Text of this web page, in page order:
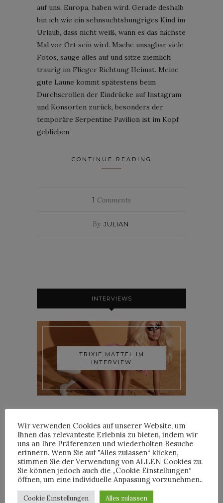
auf uns, Europa, haben wird. Gerade deshalb
bin ich wie ein sehnsuchtshungriges Kind im
Urlaub, dass nicht weiß, wann es das nächste
Mal vor Ort sein wird. Mache unsagbar viele
Fotos, sauge alles auf und sitze ziemlich
traurig im Flieger Richtung Heimat. Meine
gute Laune kommt spätestens beim
Durchscrollen der Eindrücke auf Instagram
und Konsorten zurück, besonders der
temporäre Serpentine Pavilion ist im Kopf
geblieben.
CONTINUE READING
1 Comments
By JULIAN
INTERVIEWS
TRIXIE MATTEL IM
INTERVIEW
YOANN LEMOINE AKA
WOODKID IM INTERVIEW
Wir verwenden Cookies auf unserer Website, um
Ihnen das relevanteste Erlebnis zu bieten, indem wir
uns an Ihre Präferenzen und wiederholten Besuche
erinnern. Wenn Sie auf "Alles zulassen“ klicken,
stimmen Sie der Verwendung von ALLEN Cookies zu.
Sie können jedoch auch die „Cookie Einstellungen“
öffnen, um eine individuelle Anpassung vorzunehmen..
Cookie Einstellungen Alles zulassen